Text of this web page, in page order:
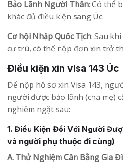
Bảo Lãnh Người Thân: Có thể
khác đủ điều kiện sang Úc.
Cơ hội Nhập Quốc Tịch:Sau
cư trú, có thể nộp đơn xin trở
Điều kiện xin visa 143 Úc
Để nộp hồ sơ xin Visa 143,
người được bảo lãnh (cha mẹ)
nghiêm ngặt sau:
1. Điều Kiện Đối Với Người
và người phụ thuộc đi cùng)
A. Thử Nghiệm Cân Bằng Gia